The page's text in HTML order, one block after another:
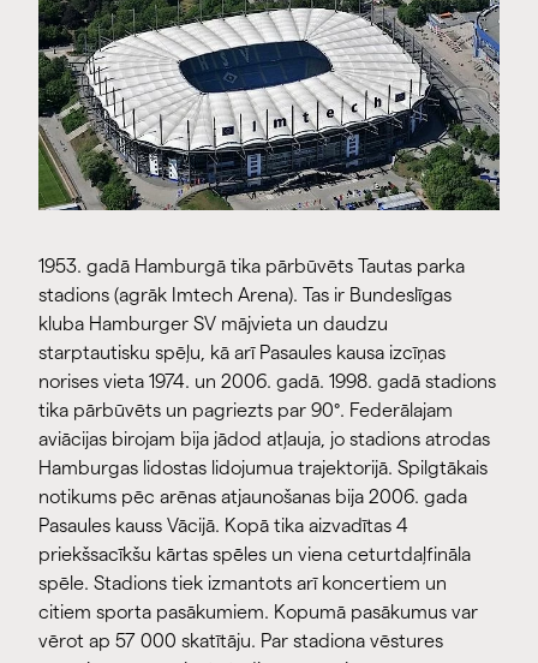
1953. gadā Hamburgā tika pārbūvēts Tautas parka
stadions (agrāk Imtech Arena). Tas ir Bundeslīgas
kluba Hamburger SV mājvieta un daudzu
starptautisku spēļu, kā arī Pasaules kausa izcīņas
norises vieta 1974. un 2006. gadā. 1998. gadā stadions
tika pārbūvēts un pagriezts par 90°. Federālajam
aviācijas birojam bija jādod atļauja, jo stadions atrodas
Hamburgas lidostas lidojumua trajektorijā. Spilgtākais
notikums pēc arēnas atjaunošanas bija 2006. gada
Pasaules kauss Vācijā. Kopā tika aizvadītas 4
priekšsacīkšu kārtas spēles un viena ceturtdaļfināla
spēle. Stadions tiek izmantots arī koncertiem un
citiem sporta pasākumiem. Kopumā pasākumus var
vērot ap 57 000 skatītāju. Par stadiona vēstures